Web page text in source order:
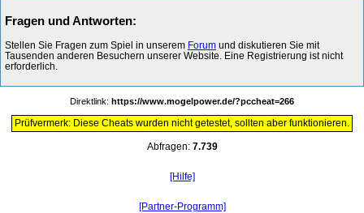
Fragen und Antworten:
Stellen Sie Fragen zum Spiel in unserem Forum und diskutieren Sie mit
Tausenden anderen Besuchern unserer Website. Eine Registrierung ist nicht
erforderlich.
Direktlink: https://www.mogelpower.de/?pccheat=266
Prüfvermerk: Diese Cheats wurden nicht getestet, sollten aber funktionieren.
Abfragen: 7.739
[Hilfe]
[Partner-Programm]